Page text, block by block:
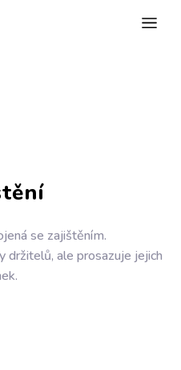
se zajištěním.
držitelů, ale prosazuje jejich